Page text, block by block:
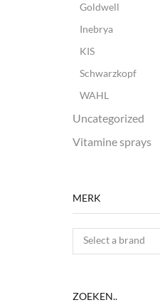
Goldwell
Inebrya
KIS
Schwarzkopf
WAHL
Uncategorized
Vitamine sprays
MERK
Select a brand
ZOEKEN..